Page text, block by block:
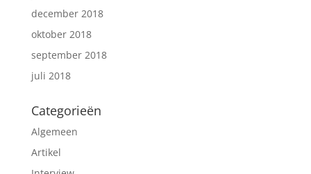
december 2018
oktober 2018
september 2018
juli 2018
Categorieën
Algemeen
Artikel